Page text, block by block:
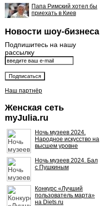
Папа Римский хотел бы
приехать в Киев
Новости шоу-бизнеса
Подпишитесь на нашу
рассылку
Наш партнёр
Женская сеть
myJulia.ru
Ночь музеев 2024.
Народное искусство на
высшем уровне
Ночь музеев 2024. Бал
с Пушкиным
Конкурс «Лучший
пользователь марта»
на Diets.ru